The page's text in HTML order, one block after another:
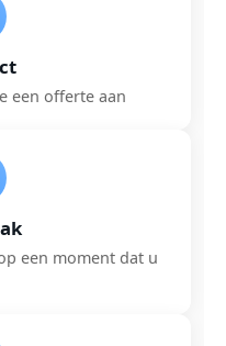
een offerte aan
een moment dat u